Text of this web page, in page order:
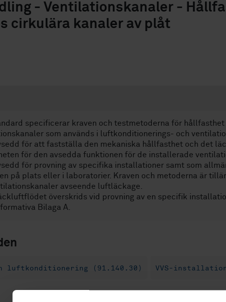
- Ventilationskanaler -
cirkulära kanaler av plåt
specificerar kraven och testmetoderna för
som används i luftkonditionerings- och
för att fastställa den mekaniska hållfasthet och det
för den avsedda funktionen för de installerade
för provning av specifika installationer samt som
på plats eller i laboratorier. Kraven och metoderna är
avseende luftläckage.
överskrids vid provning av en specifik
Bilaga A.
luftkonditionering (91.140.30) VVS-